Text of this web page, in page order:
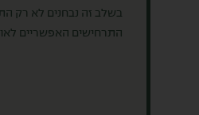
בשלב זה נבחנים לא רק
התרחישים האפשריים